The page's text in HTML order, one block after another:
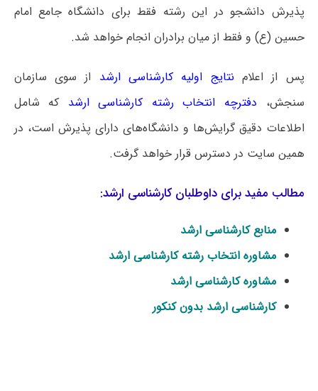
پذیرش دانشجو در این رشته فقط برای دانشگاه جامع امام
حسین (ع) و فقط از میان برادران انجام خواهد شد.
پس از اعلام نتایج اولیه کارشناسی ارشد از سوی سازمان
سنجش، دفترچه انتخاب رشته کارشناسی ارشد که شامل
اطلاعات دقیق گرایش‌ها و دانشگاه‌های دارای پذیرش است، در
همین سایت در دسترس قرار خواهد گرفت.
مطالب مفید برای داوطلبان کارشناسی ارشد:
منابع کارشناسی ارشد
مشاوره انتخاب رشته کارشناسی ارشد
مشاوره کارشناسی ارشد
کارشناسی ارشد بدون کنکور